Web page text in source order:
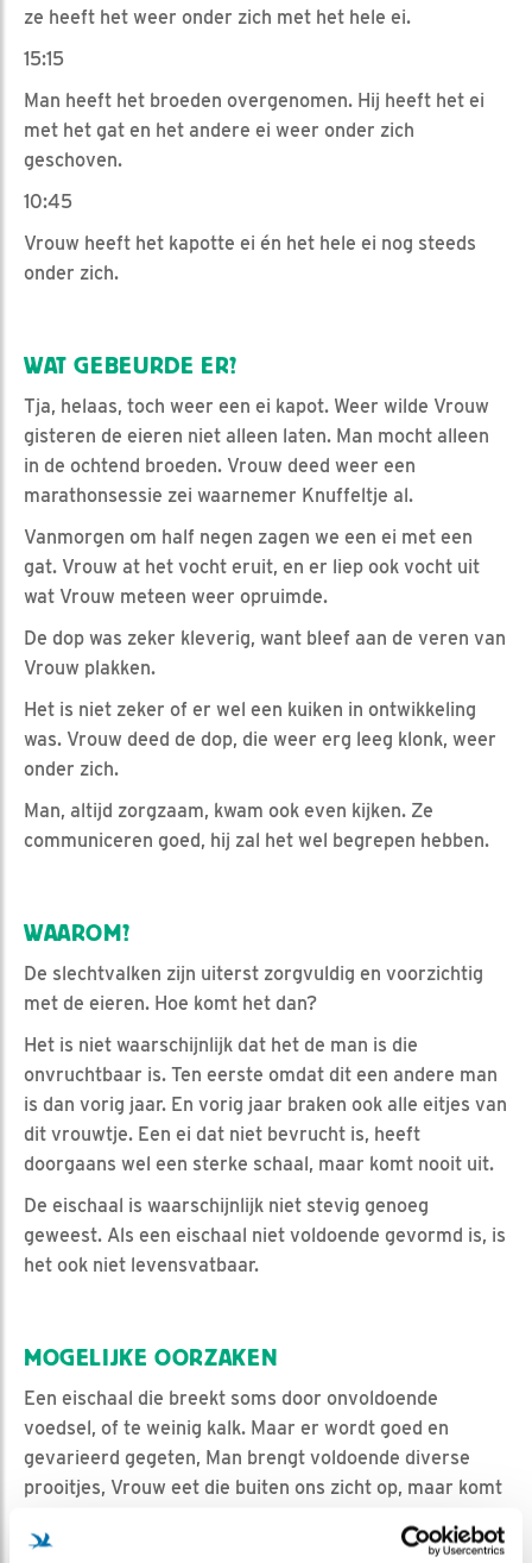
ze heeft het weer onder zich met het hele ei.
15:15
Man heeft het broeden overgenomen. Hij heeft het ei
met het gat en het andere ei weer onder zich
geschoven.
10:45
Vrouw heeft het kapotte ei én het hele ei nog steeds
onder zich.
WAT GEBEURDE ER?
Tja, helaas, toch weer een ei kapot. Weer wilde Vrouw
gisteren de eieren niet alleen laten. Man mocht alleen
in de ochtend broeden. Vrouw deed weer een
marathonsessie zei waarnemer Knuffeltje al.
Vanmorgen om half negen zagen we een ei met een
gat. Vrouw at het vocht eruit, en er liep ook vocht uit
wat Vrouw meteen weer opruimde.
De dop was zeker kleverig, want bleef aan de veren van
Vrouw plakken.
Het is niet zeker of er wel een kuiken in ontwikkeling
was. Vrouw deed de dop, die weer erg leeg klonk, weer
onder zich.
Man, altijd zorgzaam, kwam ook even kijken. Ze
communiceren goed, hij zal het wel begrepen hebben.
WAAROM?
De slechtvalken zijn uiterst zorgvuldig en voorzichtig
met de eieren. Hoe komt het dan?
Het is niet waarschijnlijk dat het de man is die
onvruchtbaar is. Ten eerste omdat dit een andere man
is dan vorig jaar. En vorig jaar braken ook alle eitjes van
dit vrouwtje. Een ei dat niet bevrucht is, heeft
doorgaans wel een sterke schaal, maar komt nooit uit.
De eischaal is waarschijnlijk niet stevig genoeg
geweest. Als een eischaal niet voldoende gevormd is, is
het ook niet levensvatbaar.
MOGELIJKE OORZAKEN
Een eischaal die breekt soms door onvoldoende
voedsel, of te weinig kalk. Maar er wordt goed en
gevarieerd gegeten, Man brengt voldoende diverse
prooitjes, Vrouw eet die buiten ons zicht op, maar komt
Ook een infectie kan een oorzaak zijn, maar dat dit